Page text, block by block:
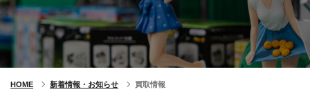
HOME 新着情報・お知らせ 買取情報